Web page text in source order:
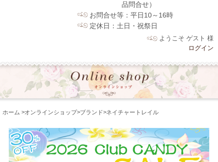
品問合せ）
お問合せ等：平日10～16時
定休日：土日・祝祭日
ようこそ ゲスト 様
ログイン
ホーム >オンラインショップ>ブランド>ネイチャートレイル